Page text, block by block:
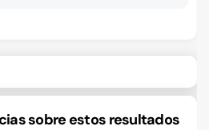
sobre estos resultados